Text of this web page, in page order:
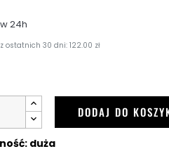
ostatnich 30 dni: 122.00 zł
24h
DODAJ DO
duża